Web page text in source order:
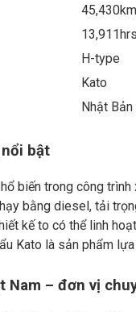
45,430km
13,911hrs
H-type
Kato
Nhật Bản
bật
biến trong công
bằng diesel, tải
kế to có thể linh
Kato là sản phẩm
Nam – đơn vị